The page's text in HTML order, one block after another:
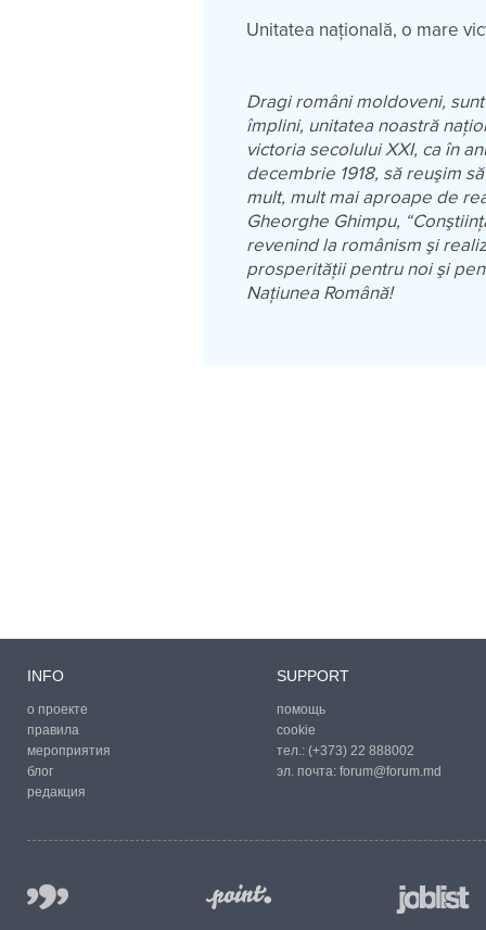
Unitatea naţională, o mare
Dragi români moldoveni,
împlini, unitatea noastră
victoria secolului XXI, ca în
decembrie 1918, să reuşim
mult, mult mai aproape de
Gheorghe Ghimpu,
revenind la românism şi
prosperităţii pentru noi şi
Naţiunea Română!
INFO
о проекте
правила
мероприятия
блог
редакция
SUPPORT
помощь
cookie
тел.: (+373) 22 888002
эл. почта: forum@forum.md